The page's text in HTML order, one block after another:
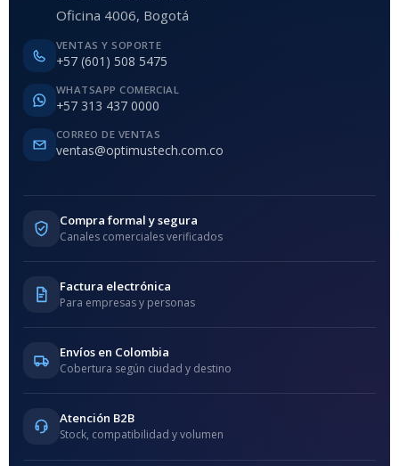
Oficina 4006, Bogotá
VENTAS Y SOPORTE
+57 (601) 508 5475
WHATSAPP COMERCIAL
+57 313 437 0000
CORREO DE VENTAS
ventas@optimustech.com.co
Compra formal y segura
Canales comerciales verificados
Factura electrónica
Para empresas y personas
Envíos en Colombia
Cobertura según ciudad y destino
Atención B2B
Stock, compatibilidad y volumen